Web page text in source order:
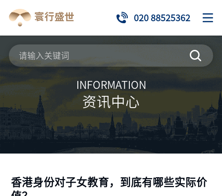
020 88525362
INFORMATION
资讯中心
香港身份对子女教育，到底有哪些实际价